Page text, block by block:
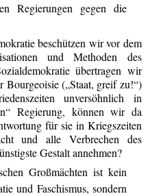
Regierungen gegen die
beschützen wir vor dem
und Methoden des
übertragen wir
Bourgeoisie („Staat, greif zu!“)
unversöhnlich in
Regierung, können wir da
für sie in Kriegszeiten
und alle Verbrechen des
Gestalt annehmen?
Großmächten ist kein
und Faschismus, sondern